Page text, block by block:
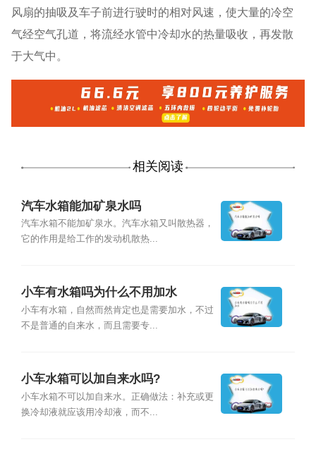
风扇的抽吸及车子前进行驶时的相对风速，使大量的冷空
气经空气孔道，将流经水管中冷却水的热量吸收，再发散
于大气中。
相关阅读
汽车水箱能加矿泉水吗
汽车水箱不能加矿泉水。汽车水箱又叫散热器，
它的作用是给工作的发动机散热...
小车有水箱吗为什么不用加水
小车有水箱，自然而然肯定也是需要加水，不过
不是普通的自来水，而且需要专...
小车水箱可以加自来水吗?
小车水箱不可以加自来水。正确做法：补充或更
换冷却液就应该用冷却液，而不...